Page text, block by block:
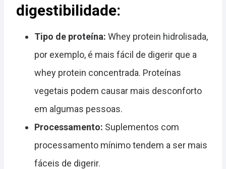
digestibilidade:
Tipo de proteína: Whey protein hidrolisada,
por exemplo, é mais fácil de digerir que a
whey protein concentrada. Proteínas
vegetais podem causar mais desconforto
em algumas pessoas.
Processamento: Suplementos com
processamento mínimo tendem a ser mais
fáceis de digerir.